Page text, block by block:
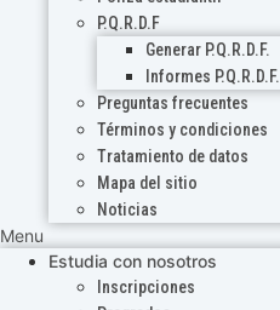
P.Q.R.D.F
Generar P.Q.R.D.F.
Informes P.Q.R.D.F.
Preguntas frecuentes
Términos y condiciones
Tratamiento de datos
Mapa del sitio
Noticias
Menu
Estudia con nosotros
Inscripciones